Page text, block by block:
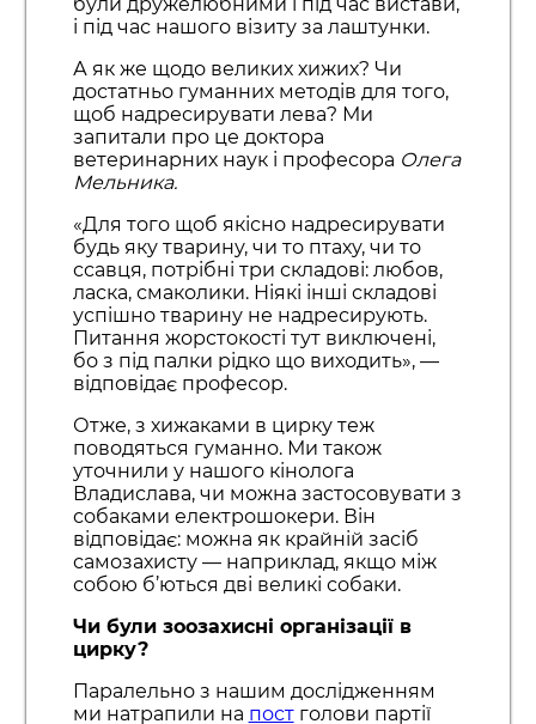
і під час нашого візиту за лаштунки.
А як же щодо великих хижих? Чи
достатньо гуманних методів для того,
щоб надресирувати лева? Ми
запитали про це доктора
ветеринарних наук і професора Олега
Мельника.
«Для того щоб якісно надресирувати
будь яку тварину, чи то птаху, чи то
ссавця, потрібні три складові: любов,
ласка, смаколики. Ніякі інші складові
успішно тварину не надресирують.
Питання жорстокості тут виключені,
бо з під палки рідко що виходить», —
відповідає професор.
Отже, з хижаками в цирку теж
поводяться гуманно. Ми також
уточнили у нашого кінолога
Владислава, чи можна застосовувати з
собаками електрошокери. Він
відповідає: можна як крайній засіб
самозахисту — наприклад, якщо між
собою б’ються дві великі собаки.
Чи були зоозахисні організації в
цирку?
Паралельно з нашим дослідженням
ми натрапили на постголови партії